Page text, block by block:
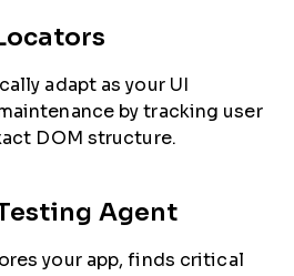
adapt as your UI
by tracking user
DOM structure.
Agent
your app, finds critical